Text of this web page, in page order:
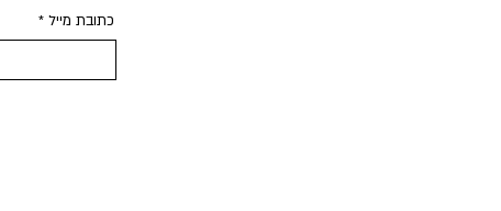
כתובת מייל